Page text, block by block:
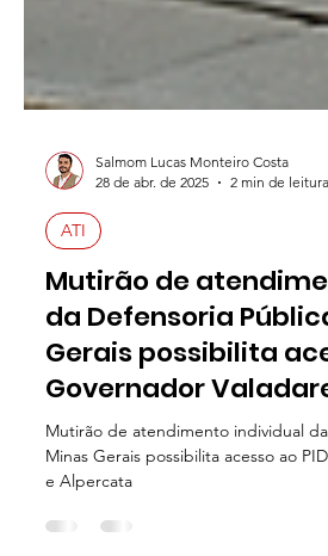
Salmom Lucas Monteiro Costa
28 de abr. de 2025
2 min de leitura
ATI
Mutirão de
da Defensoria
Gerais possibilita
Governador